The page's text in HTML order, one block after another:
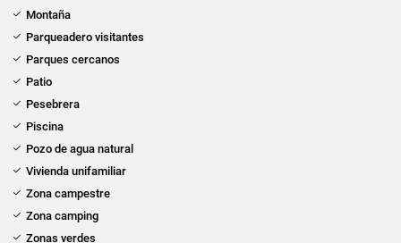
Montaña
Parqueadero visitantes
Parques cercanos
Patio
Pesebrera
Piscina
Pozo de agua natural
Vivienda unifamiliar
Zona campestre
Zona camping
Zonas verdes